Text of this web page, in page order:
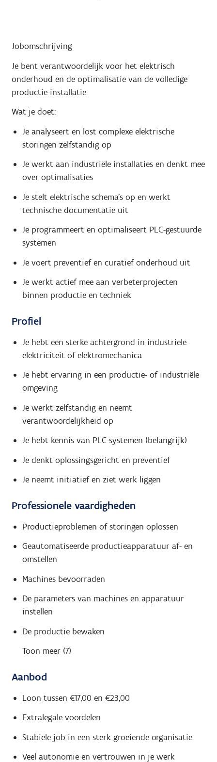
Jobomschrijving
Je bent verantwoordelijk voor het elektrisch
onderhoud en de optimalisatie van de volledige
productie-installatie.
Wat je doet:
Je analyseert en lost complexe elektrische
storingen zelfstandig op
Je werkt aan industriële installaties en denkt mee
over optimalisaties
Je stelt elektrische schema’s op en werkt
technische documentatie uit
Je programmeert en optimaliseert PLC-gestuurde
systemen
Je voert preventief en curatief onderhoud uit
Je werkt actief mee aan verbeterprojecten
binnen productie en techniek
Profiel
Je hebt een sterke achtergrond in industriële
elektriciteit of elektromechanica
Je hebt ervaring in een productie- of industriële
omgeving
Je werkt zelfstandig en neemt
verantwoordelijkheid op
Je hebt kennis van PLC-systemen (belangrijk)
Je denkt oplossingsgericht en preventief
Je neemt initiatief en ziet werk liggen
Professionele vaardigheden
Productieproblemen of storingen oplossen
Geautomatiseerde productieapparatuur af- en
omstellen
Machines bevoorraden
De parameters van machines en apparatuur
instellen
De productie bewaken
Toon meer (7)
Aanbod
Loon tussen €17,00 en €23,00
Extralegale voordelen
Stabiele job in een sterk groeiende organisatie
Veel autonomie en vertrouwen in je werk